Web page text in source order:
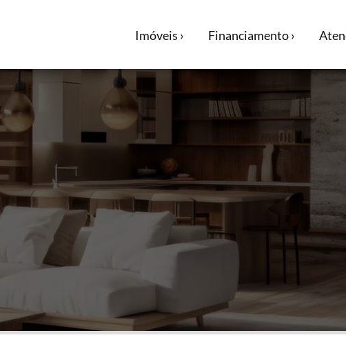
Imóveis › Financiamento ›